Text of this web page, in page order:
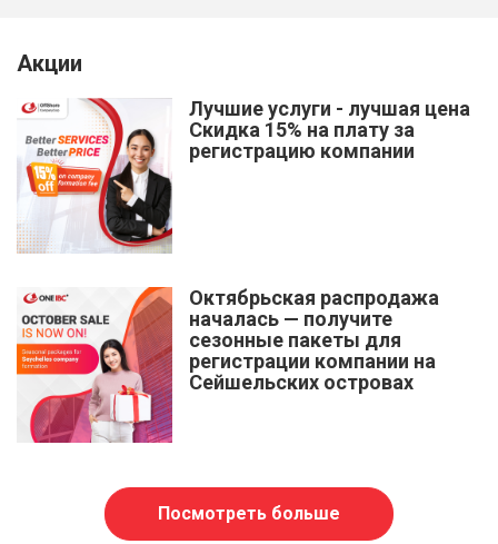
Акции
Лучшие услуги - лучшая цена
Скидка 15% на плату за
регистрацию компании
Октябрьская распродажа
началась — получите
сезонные пакеты для
регистрации компании на
Сейшельских островах
Посмотреть больше